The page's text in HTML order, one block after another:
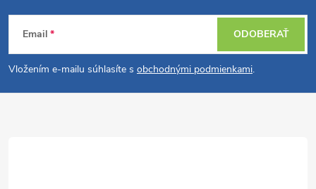
Z
á
p
Email
Vložením e-mailu súhlasíte s obchodnými podmienkami.
ODOBERAŤ